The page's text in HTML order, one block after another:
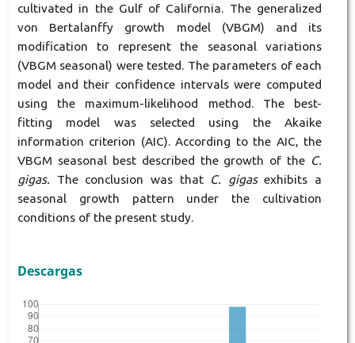
cultivated in the Gulf of California. The generalized
von Bertalanffy growth model (VBGM) and its
modification to represent the seasonal variations
(VBGM seasonal) were tested. The parameters of each
model and their confidence intervals were computed
using the maximum-likelihood method. The best-
fitting model was selected using the Akaike
information criterion (AIC). According to the AIC, the
VBGM seasonal best described the growth of the C.
gigas. The conclusion was that C. gigasexhibits a
seasonal growth pattern under the cultivation
conditions of the present study.
Descargas